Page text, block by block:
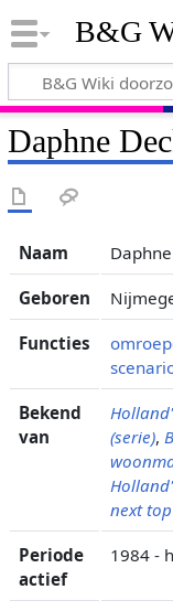
B&G
Daphne
Naam
Geboren
Functies
Bekend
van
(serie),
next
Periode
actief
1984 -